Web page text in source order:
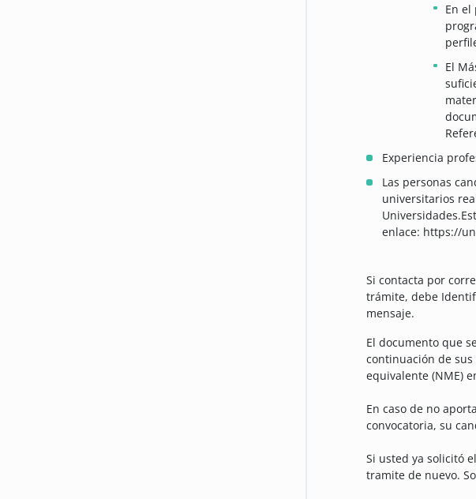
En el
El
Experiencia
Las personas
universitarios
enlace: https://
Si contacta por
trámite, debe
mensaje.
El documento que
continuación de
equivalente (NME)
En caso de no
convocatoria, su
Si usted ya solicitó
tramite de nuevo.